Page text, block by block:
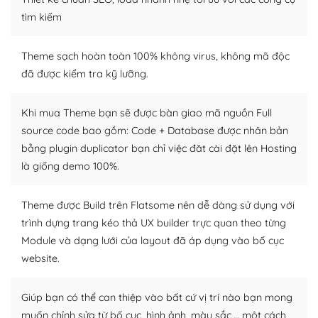
WordPress là nơi lưu trữ cho một diễn đàn cộng đồng
khổng lồ được kiểm duyệt bởi các nhân viên và những
Nếu bạn gặp khó khăn, bạn có thể lên mạng và tìm
kiếm những cộng đồng WordPress, họ sẽ giúp bạn trả
lời, giải đáp vấn đề của bạn.
– Đa dạng plugin và themes
Plugin mở rộng là thành phần cài đặt thêm vào
WordPress để tăng thêm các tính năng cần thiết. Có
Nhờ lượng người dùng đông đảo, thư viện themes và
tìm kiếm
Theme sạch hoàn toàn 100% không virus, không mã độc
đã được kiểm tra kỹ lưỡng.
Khi mua Theme bạn sẽ được bàn giao mã nguồn Full
source code bao gồm: Code + Database được nhân bản
bằng plugin duplicator bạn chỉ việc đăt cài đặt lên Hosting
là giống demo 100%.
Theme được Build trên Flatsome nên dễ dàng sử dụng với
trình dựng trang kéo thả UX builder trực quan theo từng
Module và dạng lưới của layout đã áp dụng vào bố cục
website.
Giúp bạn có thể can thiệp vào bất cứ vị trí nào bạn mong
muốn chỉnh sửa từ bố cục, hình ảnh, màu sắc,… một cách